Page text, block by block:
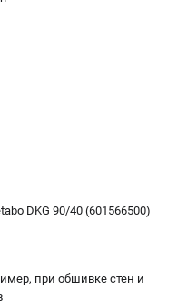
DKG 90/40 (601566500)
при обшивке стен и